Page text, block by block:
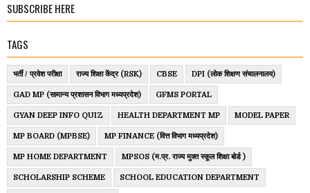
SUBSCRIBE HERE
TAGS
भर्ती / प्रवेश परीक्षा राज्य शिक्षा केंद्र (RSK) CBSE DPI (लोक शिक्षण संचालनालय)
GAD MP (सामान्य प्रशासन विभाग मध्यप्रदेश) GFMS PORTAL
GYAN DEEP INFO QUIZ HEALTH DEPARTMENT MP MODEL PAPER
MP BOARD (MPBSE) MP FINANCE (वित्त विभाग मध्यप्रदेश)
MP HOME DEPARTMENT MPSOS (म.प्र. राज्य मुक्त स्कूल शिक्षा बोर्ड )
SCHOLARSHIP SCHEME SCHOOL EDUCATION DEPARTMENT